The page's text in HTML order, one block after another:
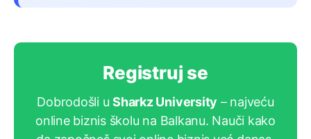
Registruj se
Dobrodošli uSharkz University – najveću
online biznis školu na Balkanu. Nauči kako